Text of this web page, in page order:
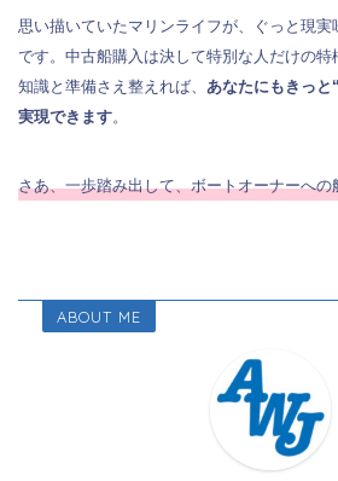
思い描いていたマリンライフが、ぐっと現
です。中古船購入は決して特別な人だけの
知識と準備さえ整えれば、 あなたにもきっと
実現できます。
さあ、一歩踏み出して、ボートオーナーへ
ABOUT ME